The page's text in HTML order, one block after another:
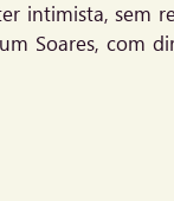
intimista, sem
Soares, com